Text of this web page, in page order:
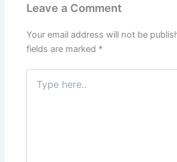
Leave a Comment
Your email address will not be
fields are marked *
here..